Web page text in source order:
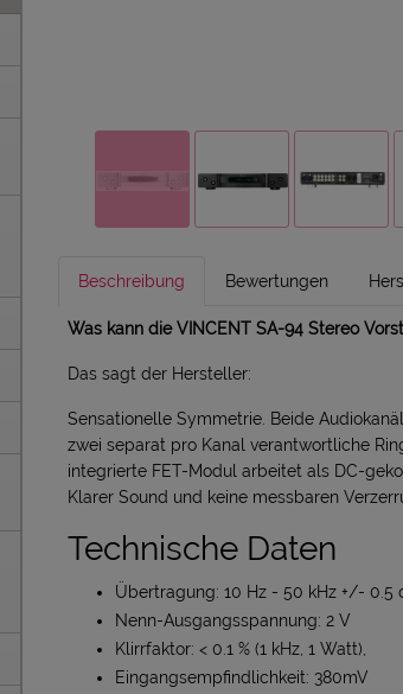
Beschreibung Bewertungen
Was kann die VINCENT SA-94 Stereo
Das sagt der Hersteller:
Sensationelle Symmetrie. Beide
zwei separat pro Kanal verantwortliche
integrierte FET-Modul arbeitet als DC-
Klarer Sound und keine messbaren
Technische Daten
Übertragung: 10 Hz - 50 kHz +/- 0.5
Nenn-Ausgangsspannung: 2 V
Klirrfaktor: < 0.1 % (1 kHz, 1 Watt),
Eingangsempfindlichkeit: 380mV